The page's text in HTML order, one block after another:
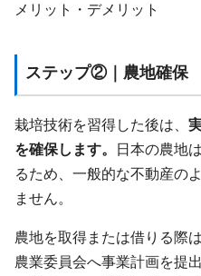
メリット・デメリット
ステップ②｜農地確保
栽培技術を習得した後は、
を確保します。
日本の農地
るため、一般的な不動産の
ません。
農地を取得または借りる際
農業委員会へ事業計画を提